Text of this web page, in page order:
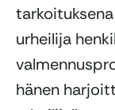
urheilija
hänen